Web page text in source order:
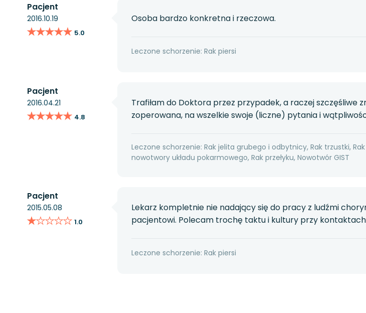
Pacjent
2016.10.19
★★★★★
★★★★★ 5.0
Osoba bardzo konkretna i rzeczowa.
Leczone schorzenie: Rak piersi
Pacjent
2016.04.21
★★★★★
★★★★★ 4.8
Trafiłam do Doktora przez przypadek, a raczej szczęśliwe
zoperowana, na wszelkie swoje (liczne) pytania i
Leczone schorzenie: Rak jelita grubego i odbytnicy, Rak trzustki,
nowotwory układu pokarmowego, Rak przełyku, Nowotwór GIST
Pacjent
2015.05.08
★★★★★
★★★★★ 1.0
Lekarz kompletnie nie nadający się do pracy z ludźmi
pacjentowi. Polecam trochę taktu i kultury przy
Leczone schorzenie: Rak piersi